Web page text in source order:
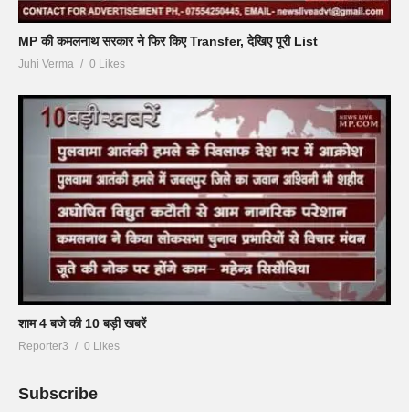
MP की कमलनाथ सरकार ने फिर किए Transfer, देखिए पूरी List
Juhi Verma 0 Likes
शाम 4 बजे की 10 बड़ी खबरें
Reporter3 0 Likes
Subscribe